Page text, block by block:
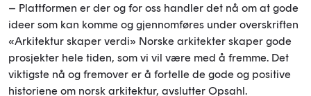
– Plattformen er der og for oss handler det nå om at gode
ideer som kan komme og gjennomføres under overskriften
«Arkitektur skaper verdi» Norske arkitekter skaper gode
prosjekter hele tiden, som vi vil være med å fremme. Det
viktigste nå og fremover er å fortelle de gode og positive
historiene om norsk arkitektur, avslutter Opsahl.